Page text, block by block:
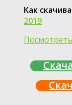
Как
2019